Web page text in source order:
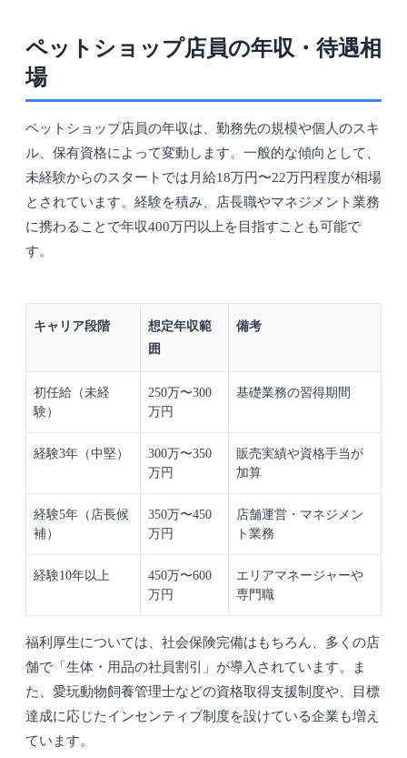
ペットショップ店員の年収・待遇相
場
ペットショップ店員の年収は、勤務先の規模や個人のスキ
ル、保有資格によって変動します。一般的な傾向として、
未経験からのスタートでは月給18万円〜22万円程度が相場
とされています。経験を積み、店長職やマネジメント業務
に携わることで年収400万円以上を目指すことも可能で
す。
キャリア段階
想定年収範
囲
備考
初任給（未経
験）
250万〜300
万円
基礎業務の習得期間
経験3年（中堅）
300万〜350
万円
販売実績や資格手当が
加算
経験5年（店長候
補）
350万〜450
万円
店舗運営・マネジメン
ト業務
経験10年以上
450万〜600
万円
エリアマネージャーや
専門職
福利厚生については、社会保険完備はもちろん、多くの店
舗で「生体・用品の社員割引」が導入されています。ま
た、愛玩動物飼養管理士などの資格取得支援制度や、目標
達成に応じたインセンティブ制度を設けている企業も増え
ています。